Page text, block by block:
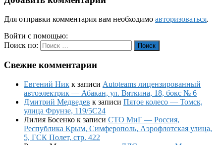
Для отправки комментария вам необходимо авторизоваться.
Войти с помощью:
Поиск по:
Поиск
Свежие комментарии
Евгений Ник к записи Autoteams лицензированный
автоэлектрик — Абакан, ул. Вяткина, 18, бокс № 6
Дмитрий Медведев к записи Пятое колесо — Томск,
улица Фрунзе, 119/5С24
Лилия Босенко к записи СТО МиГ — Россия,
Республика Крым, Симферополь, Аэрофлотская улица,
5, ГСК Полет, стр. 422